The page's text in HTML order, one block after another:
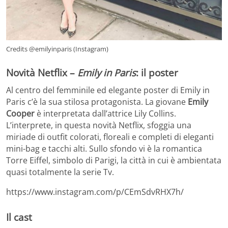
Credits @emilyinparis (Instagram)
Novità Netflix – Emily in Paris: il poster
Al centro del femminile ed elegante poster di Emily in
Paris c’è la sua stilosa protagonista. La giovane Emily
Cooper è interpretata dall’attrice Lily Collins.
L’interprete, in questa novità Netflix, sfoggia una
miriade di outfit colorati, floreali e completi di eleganti
mini-bag e tacchi alti. Sullo sfondo vi è la romantica
Torre Eiffel, simbolo di Parigi, la città in cui è ambientata
quasi totalmente la serie Tv.
https://www.instagram.com/p/CEmSdvRHX7h/
Il cast